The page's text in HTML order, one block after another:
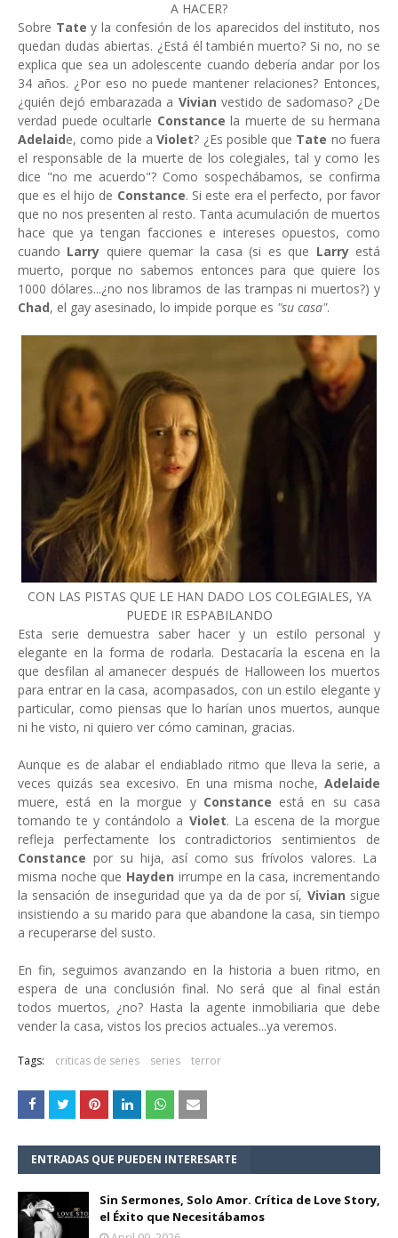
A HACER?
Sobre Tate y la confesión de los aparecidos del instituto, nos
quedan dudas abiertas. ¿Está él también muerto? Si no, no se
explica que sea un adolescente cuando debería andar por los
34 años. ¿Por eso no puede mantener relaciones? Entonces,
¿quién dejó embarazada a Vivian vestido de sadomaso? ¿De
verdad puede ocultarle Constance la muerte de su hermana
Adelaide, como pide aViolet? ¿Es posible que Tate no fuera
el responsable de la muerte de los colegiales, tal y como les
dice "no me acuerdo"? Como sospechábamos, se confirma
que es el hijo de Constance. Si este era el perfecto, por favor
que no nos presenten al resto. Tanta acumulación de muertos
hace que ya tengan facciones e intereses opuestos, como
cuando Larry quiere quemar la casa (si es que Larry está
muerto, porque no sabemos entonces para que quiere los
1000 dólares...¿no nos libramos de las trampas ni muertos?) y
Chad, el gay asesinado, lo impide porque es "su casa".
CON LAS PISTAS QUE LE HAN DADO LOS COLEGIALES, YA
PUEDE IR ESPABILANDO
Esta serie demuestra saber hacer y un estilo personal y
elegante en la forma de rodarla. Destacaría la escena en la
que desfilan al amanecer después de Halloween los muertos
para entrar en la casa, acompasados, con un estilo elegante y
particular, como piensas que lo harían unos muertos, aunque
ni he visto, ni quiero ver cómo caminan, gracias.
Aunque es de alabar el endiablado ritmo que lleva la serie, a
veces quizás sea excesivo. En una misma noche, Adelaide
muere, está en la morgue y Constance está en su casa
tomando te y contándolo a Violet. La escena de la morgue
refleja perfectamente los contradictorios sentimientos de
Constance por su hija, así como sus frívolos valores. La
misma noche que Hayden irrumpe en la casa, incrementando
la sensación de inseguridad que ya da de por sí, Vivian sigue
insistiendo a su marido para que abandone la casa, sin tiempo
a recuperarse del susto.
En fin, seguimos avanzando en la historia a buen ritmo, en
espera de una conclusión final. No será que al final están
todos muertos, ¿no? Hasta la agente inmobiliaria que debe
vender la casa, vistos los precios actuales...ya veremos.
Tags: criticas de series series terror
ENTRADAS QUE PUEDEN INTERESARTE
Sin Sermones, Solo Amor. Crítica de Love Story,
el Éxito que Necesitábamos